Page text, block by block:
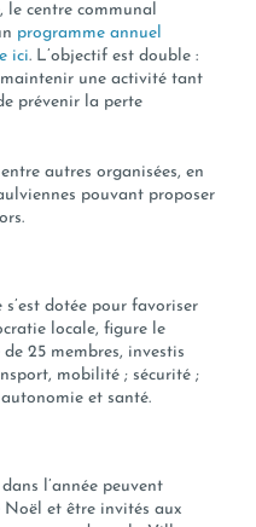
le centre communal
programme annuel
ici. L’objectif est double :
une activité tant
prévenir la perte
autres organisées, en
pouvant proposer
dotée pour favoriser
locale, figure le
25 membres, investis
mobilité ; sécurité ;
et santé.
l’année peuvent
Noël et être invités aux